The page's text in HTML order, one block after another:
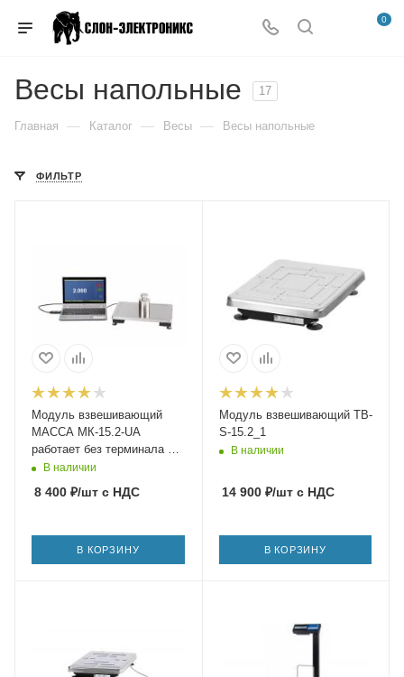
0
Весы напольные 17
Главная — Каталог — Весы — Весы напольные
ФИЛЬТР
Модуль взвешивающий
МАССА МК-15.2-UA
работает без терминала с
ПКВ наличии
8 400 ₽/шт с НДС
В КОРЗИНУ
Модуль взвешивающий TB-
S-15.2_1
В наличии
14 900₽/штс НДС
В КОРЗИНУ